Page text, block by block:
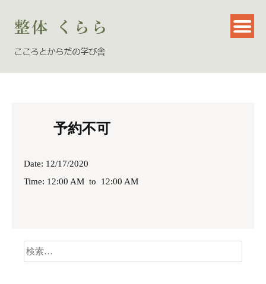
予約不可
Date: 12/17/2020
Time: 12:00 AM to 12:00 AM
索: